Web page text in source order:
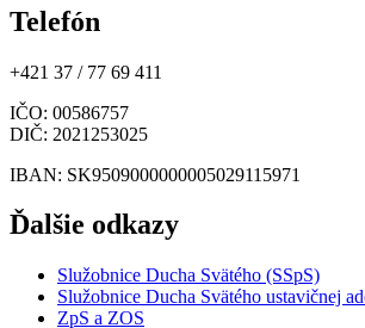
Telefón
+421 37 / 77 69 411
IČO: 00586757
DIČ: 2021253025
IBAN: SK9509000000005029115971
Ďalšie odkazy
Služobnice Ducha Svätého (SSpS)
Služobnice Ducha Svätého ustavičnej
ZpS a ZOS